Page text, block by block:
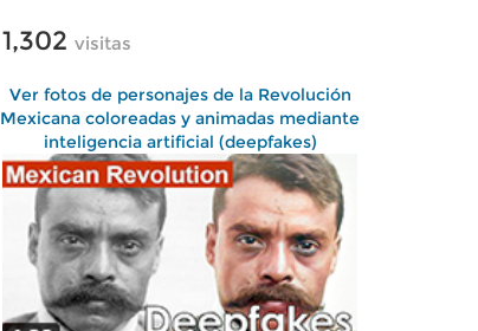
1,302 visitas
Ver fotos de personajes de la Revolución
Mexicana coloreadas y animadas mediante
inteligencia artificial (deepfakes)